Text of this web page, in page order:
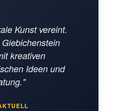
Kunst vereint.
kreativen
Ideen und